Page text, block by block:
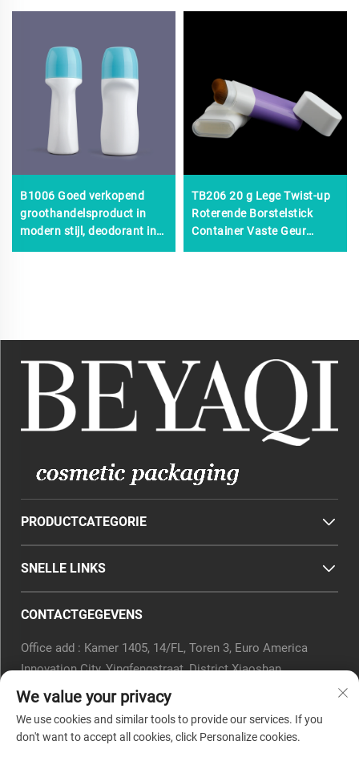
B1006 Goed verkopend
groothandelsproduct in
modern stijl, deodorant in
een rolflacon van 30 ml,
TB206 20 g Lege Twist-up
Roterende Borstelstick
Container Vaste Geur
Zonnebrandcrème Blush
PRODUCTCATEGORIE
SNELLE LINKS
CONTACTGEGEVENS
Office add : Kamer 1405, 14/FL, Toren 3, Euro America
Innovation City, Yingfengstraat, District Xiaoshan,
Hangzhou, Provincie Zhejiang, China.
[email protected]
Tel.:0571-82266375
We value your privacy
We use cookies and similar tools to provide our services. If you
don't want to accept all cookies, click Personalize cookies.